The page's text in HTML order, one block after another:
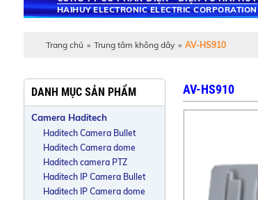
HAIHUY ELECTRONIC ELECTRIC CORPORATION
Trang chủ » Trung tâm không dây » AV-HS910
AV-HS910
DANH MỤC SẢN PHẨM
Camera Haditech
Haditech Camera Bullet
Haditech Camera dome
Haditech camera PTZ
Haditech IP Camera Bullet
Haditech IP Camera dome